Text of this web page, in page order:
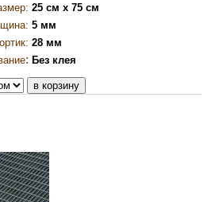
25 см х 75 см
5 мм
28 мм
: Без клея